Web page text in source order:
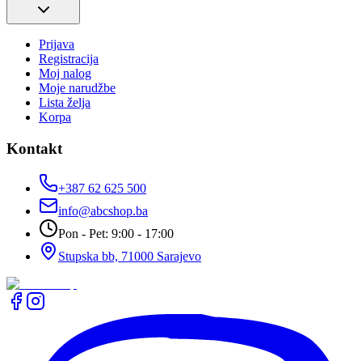
Prijava
Registracija
Moj nalog
Moje narudžbe
Lista želja
Korpa
Kontakt
+387 62 625 500
info@abcshop.ba
Pon - Pet: 9:00 - 17:00
Stupska bb, 71000 Sarajevo